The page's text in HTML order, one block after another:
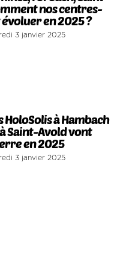
nos centres-
en 2025 ?
3 janvier 2025
HoloSolis à Hambach
Saint-Avold vont
en 2025
3 janvier 2025